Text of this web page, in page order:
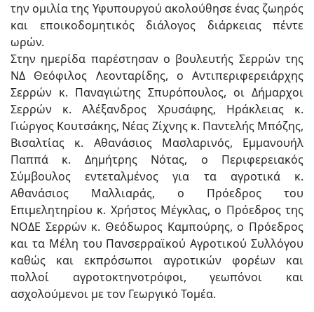
την ομιλία της Υφυπουργού ακολούθησε ένας ζωηρός
και εποικοδομητικός διάλογος διάρκειας πέντε
ωρών.
Στην ημερίδα παρέστησαν ο βουλευτής Σερρών της
ΝΔ Θεόφιλος Λεονταρίδης, ο Αντιπεριφερειάρχης
Σερρών κ. Παναγιώτης Σπυρόπουλος, οι Δήμαρχοι
Σερρών κ. Αλέξανδρος Χρυσάφης, Ηράκλειας κ.
Γιώργος Κουτσάκης, Νέας Ζίχνης κ. Παντελής Μπόζης,
Βισαλτίας κ. Αθανάσιος Μασλαρινός, Εμμανουήλ
Παππά κ. Δημήτρης Νότας, ο Περιφερειακός
Σύμβουλος εντεταλμένος για τα αγροτικά κ.
Αθανάσιος Μαλλιαράς, ο Πρόεδρος του
Επιμελητηρίου κ. Χρήστος Μέγκλας, ο Πρόεδρος της
ΝΟΔΕ Σερρών κ. Θεόδωρος Καμπούρης, ο Πρόεδρος
και τα Μέλη του Πανσερραϊκού Αγροτικού Συλλόγου
καθώς και εκπρόσωποι αγροτικών φορέων και
πολλοί αγροτοκτηνοτρόφοι, γεωπόνοι και
ασχολούμενοι με τον Γεωργικό Τομέα.